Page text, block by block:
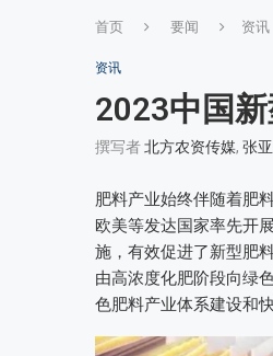
首页 要闻 资讯
资讯
2023中国
撰写者北方农资传媒, 张
肥料产业始终伴随着肥
欧美等发达国家率先开
施，有效促进了新型肥
由高浓度化肥阶段向绿
色肥料产业体系建设和